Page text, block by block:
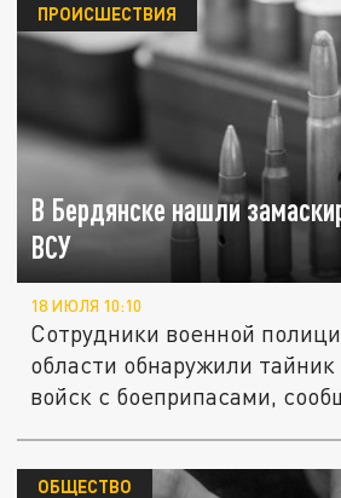
В Бердянске нашли
ВСУ
ПРОИСШЕСТВИЯ
18 ИЮЛЯ 10:10
Сотрудники военной
области обнаружили тайник
войск с боеприпасами,
ОБЩЕСТВО